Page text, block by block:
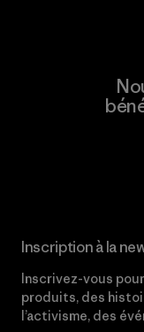
Inscription à la
Inscrivez-vous
produits, des
l’activisme, des